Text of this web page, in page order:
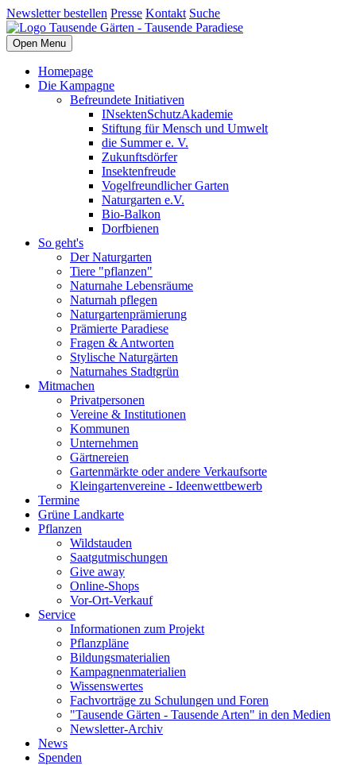
Newsletter bestellen Presse Kontakt Suche
Open Menu
Homepage
Die Kampagne
Befreundete Initiativen
INsektenSchutzAkademie
Stiftung für Mensch und Umwelt
die Summer e. V.
Zukunftsdörfer
Insektenfreude
Vogelfreundlicher Garten
Naturgarten e.V.
Bio-Balkon
Dorfbienen
So geht's
Der Naturgarten
Tiere "pflanzen"
Naturnahe Lebensräume
Naturnah pflegen
Naturgartenprämierung
Prämierte Paradiese
Fragen & Antworten
Stylische Naturgärten
Naturnahes Stadtgrün
Mitmachen
Privatpersonen
Vereine & Institutionen
Kommunen
Unternehmen
Gärtnereien
Gartenmärkte oder andere Verkaufsorte
Kleingartenvereine - Ideenwettbewerb
Termine
Grüne Landkarte
Pflanzen
Wildstauden
Saatgutmischungen
Give away
Online-Shops
Vor-Ort-Verkauf
Service
Informationen zum Projekt
Pflanzpläne
Bildungsmaterialien
Kampagnenmaterialien
Wissenswertes
Fachvorträge zu Schulungen und Foren
"Tausende Gärten - Tausende Arten" in den Medien
Newsletter-Archiv
News
Spenden